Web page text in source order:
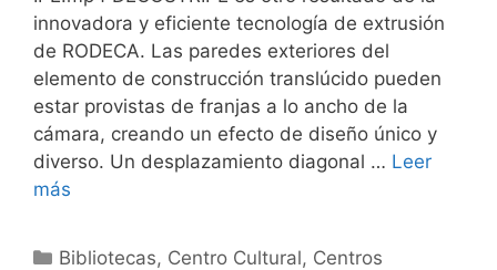
innovadora y eficiente tecnología de extrusión
de RODECA. Las paredes exteriores del
elemento de construcción translúcido pueden
estar provistas de franjas a lo ancho de la
cámara, creando un efecto de diseño único y
diverso. Un desplazamiento diagonal … Leer
más
Bibliotecas, Centro Cultural, Centros